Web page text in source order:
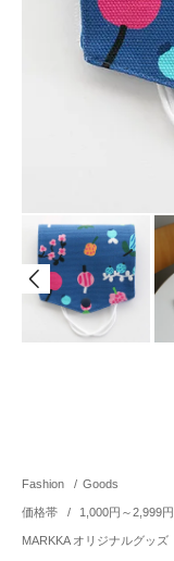
Fashion / Goods
価格帯 / 1,000円～2,999円
MARKKA オリジナルグッズ